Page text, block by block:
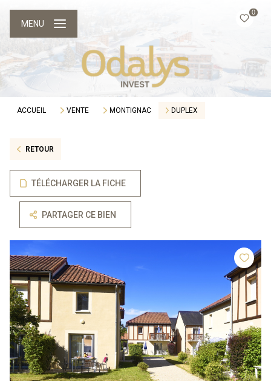
0
MENU
ACCUEIL VENTE MONTIGNAC DUPLEX
RETOUR
TÉLÉCHARGER LA FICHE
PARTAGER CE BIEN